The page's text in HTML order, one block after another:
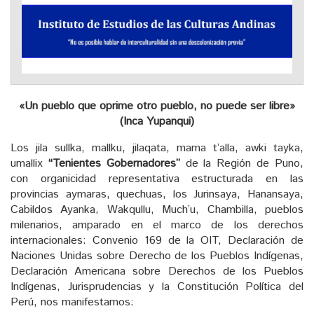
«Un pueblo que oprime otro pueblo, no puede ser libre»
(Inca Yupanqui)
Los jila sullka, mallku, jilaqata, mama t’alla, awki tayka,
umallix “Tenientes Gobernadores”de la Región de Puno,
con organicidad representativa estructurada en las
provincias aymaras, quechuas, los Jurinsaya, Hanansaya,
Cabildos Ayanka, Wakqullu, Much’u, Chambilla, pueblos
milenarios, amparado en el marco de los derechos
internacionales: Convenio 169 de la OIT, Declaración de
Naciones Unidas sobre Derecho de los Pueblos Indígenas,
Declaración Americana sobre Derechos de los Pueblos
Indígenas, Jurisprudencias y la Constitución Política del
Perú, nos manifestamos: